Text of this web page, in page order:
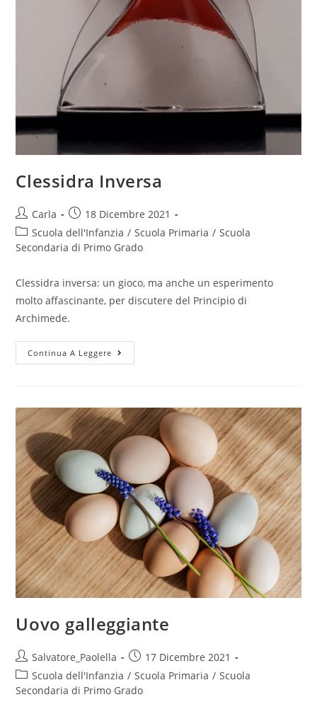
Clessidra Inversa
Post
author:
Carla
Post
published:
18 Dicembre 2021
Post
category:
Scuola dell'Infanzia / Scuola Primaria / Scuola
Secondaria di Primo Grado
Clessidra inversa: un gioco, ma anche un esperimento
molto affascinante, per discutere del Principio di
Archimede.
Continua A Leggere
Inversa
Uovo galleggiante
Post
author:
Salvatore_Paolella
Post
published:
17 Dicembre 2021
Post
category:
Scuola dell'Infanzia / Scuola Primaria / Scuola
Secondaria di Primo Grado